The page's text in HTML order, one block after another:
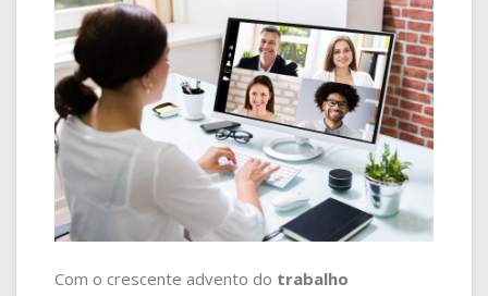
Com o crescente advento do trabalho